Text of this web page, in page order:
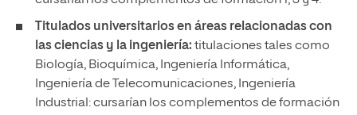
Titulados universitarios en áreas relacionadas con
las ciencias y la ingeniería: titulaciones tales como
Biología, Bioquímica, Ingeniería Informática,
Ingeniería de Telecomunicaciones, Ingeniería
Industrial: cursarían los complementos de formación